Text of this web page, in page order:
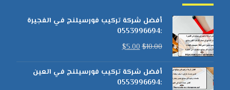
أفضل شركة تركيب فورسيلنج في الفجيرة
:0553996694
$10.00
$5.00
أفضل شركة تركيب فورسيلنج في العين
:0553996694